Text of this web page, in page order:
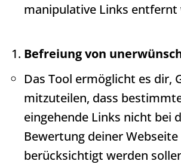
manipulative Links entfernt
Befreiung von
Das Tool ermöglicht es dir,
mitzuteilen, dass
eingehende Links nicht bei
Bewertung deiner Webseite
berücksichtigt werden